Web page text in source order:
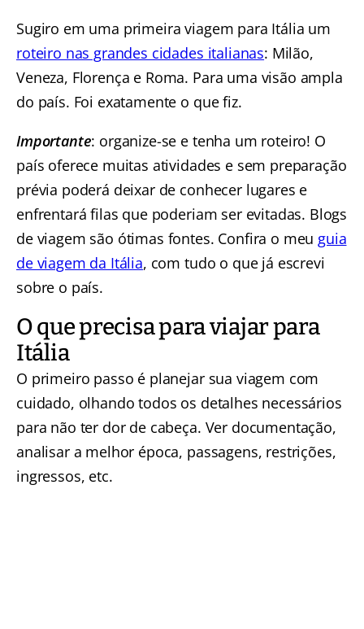
Sugiro em uma primeira viagem para Itália um
roteiro nas grandes cidades italianas: Milão,
Veneza, Florença e Roma. Para uma visão ampla
do país. Foi exatamente o que fiz.
Importante: organize-se e tenha um roteiro! O
país oferece muitas atividades e sem preparação
prévia poderá deixar de conhecer lugares e
enfrentará filas que poderiam ser evitadas. Blogs
de viagem são ótimas fontes. Confira o meu guia
de viagem da Itália, com tudo o que já escrevi
sobre o país.
O que precisa para viajar para
Itália
O primeiro passo é planejar sua viagem com
cuidado, olhando todos os detalhes necessários
para não ter dor de cabeça. Ver documentação,
analisar a melhor época, passagens, restrições,
ingressos, etc.